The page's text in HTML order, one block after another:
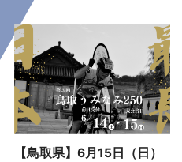
【鳥取県】6月15日（日）